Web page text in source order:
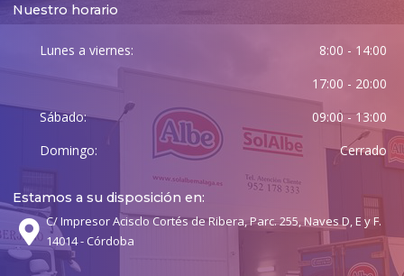
Nuestro horario
Lunes a viernes:
8:00 - 14:00
17:00 - 20:00
Sábado:
09:00 - 13:00
Domingo:
Cerrado
Estamos a su disposición en:
C/ Impresor Acisclo Cortés de Ribera, Parc. 255, Naves D, E y F.
14014 - Córdoba